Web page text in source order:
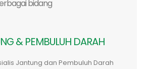
bidang
& PEMBULUH DARAH
Jantung dan Pembuluh Darah